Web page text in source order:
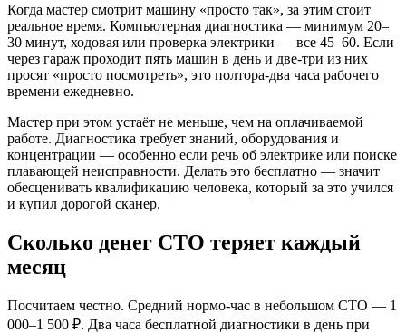
Когда мастер смотрит машину «просто так», за этим стоит
реальное время. Компьютерная диагностика — минимум 20–
30 минут, ходовая или проверка электрики — все 45–60. Если
через гараж проходит пять машин в день и две-три из них
просят «просто посмотреть», это полтора-два часа рабочего
времени ежедневно.
Мастер при этом устаёт не меньше, чем на оплачиваемой
работе. Диагностика требует знаний, оборудования и
концентрации — особенно если речь об электрике или поиске
плавающей неисправности. Делать это бесплатно — значит
обесценивать квалификацию человека, который за это учился
и купил дорогой сканер.
Сколько денег СТО теряет каждый
месяц
Посчитаем честно. Средний нормо-час в небольшом СТО — 1
000–1 500 ₽. Два часа бесплатной диагностики в день при